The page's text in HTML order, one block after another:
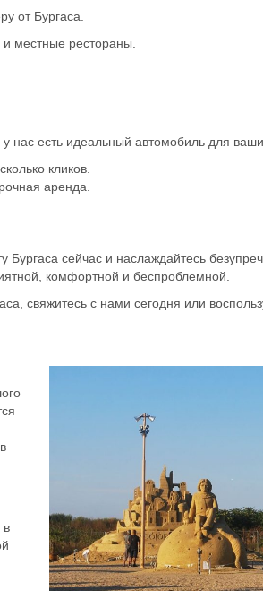
от Бургаса.
местные рестораны.
есть идеальный автомобиль для
кликов.
аренда.
сейчас и наслаждайтесь
комфортной и беспроблемной.
свяжитесь с нами сегодня или
в